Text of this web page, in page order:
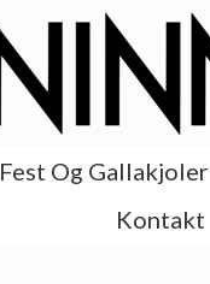
Fest Og Gallakjoler
Kontakt